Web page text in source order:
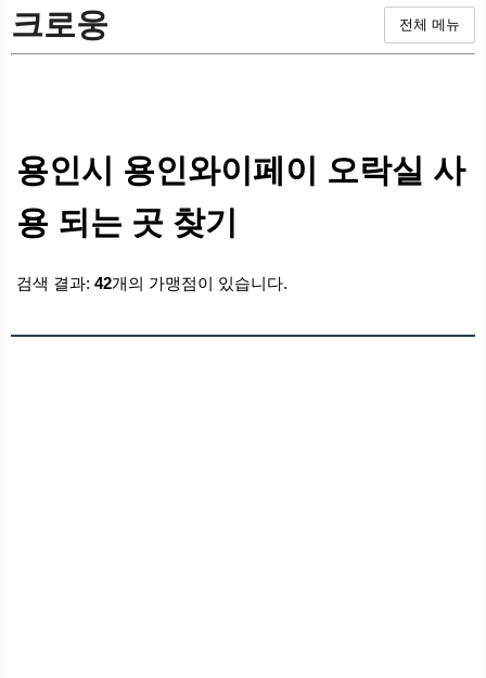
크로웅 전체 메뉴
용인시 용인와이페이 오락실 사
용 되는 곳 찾기
검색 결과: 42개의 가맹점이 있습니다.